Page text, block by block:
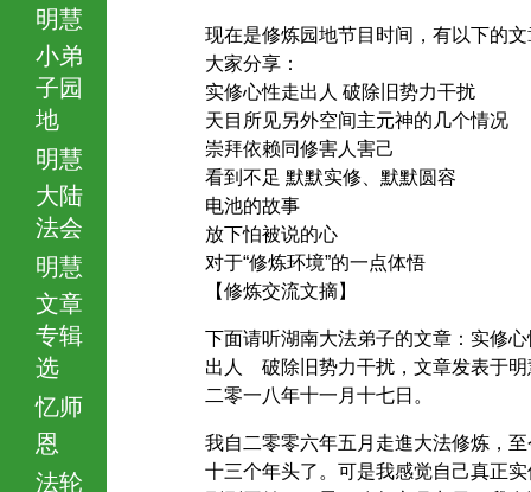
明慧
小弟
子园
地
明慧
大陆
法会
明慧
文章
专辑
选
忆师
恩
法轮
现在是修炼园地节目时间，有以下的文
大家分享：
实修心性走出人 破除旧势力干扰
天目所见另外空间主元神的几个情况
崇拜依赖同修害人害己
看到不足 默默实修、默默圆容
电池的故事
放下怕被说的心
对于“修炼环境”的一点体悟
【修炼交流文摘】
下面请听湖南大法弟子的文章：实修心
出人 破除旧势力干扰，文章发表于明
二零一八年十一月十七日。
我自二零零六年五月走進大法修炼，至
十三个年头了。可是我感觉自己真正实